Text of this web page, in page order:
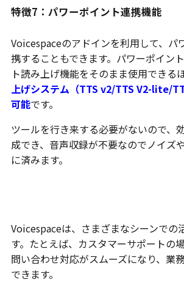
特徴7：パワーポイント連携機能
Voicespaceのアドインを利用して、パ
携することもできます。パワーポイン
ト読み上げ機能をそのまま使用できる
上げシステム（TTS v2/TTS V2-lite/
可能です。
ツールを行き来する必要がないので、
成でき、音声収録が不要なのでノイズ
に済みます。
Voicespaceは、さまざまなシーンでの
す。たとえば、カスタマーサポートの
問い合わせ対応がスムーズになり、業
できます。